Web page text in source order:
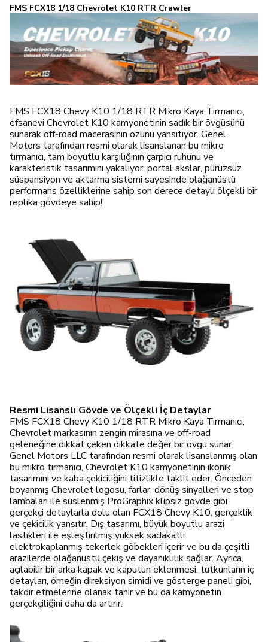
FMS FCX18 1/18 Chevrolet K10 RTR Crawler
FMS FCX18 Chevy K10 1/18 RTR Mikro Kaya Tırmanıcı,
efsanevi Chevrolet K10 kamyonetinin sadık bir övgüsünü
sunarak off-road macerasının özünü yansıtıyor. Genel
Motors tarafından resmi olarak lisanslanan bu mikro
tırmanıcı, tam boyutlu karşılığının çarpıcı ruhunu ve
karakteristik tasarımını yakalıyor; portal akslar, pürüzsüz
süspansiyon ve aktarma sistemi sayesinde olağanüstü
performans özelliklerine sahip son derece detaylı ölçekli bir
replika gövdeye sahip!
Resmi Lisanslı Gövde ve Ölçekli İç Detaylar
FMS FCX18 Chevy K10 1/18 RTR Mikro Kaya Tırmanıcı,
Chevrolet markasının zengin mirasına ve off-road
geleneğine dikkat çeken dikkate değer bir övgü sunar.
Genel Motors LLC tarafından resmi olarak lisanslanmış olan
bu mikro tırmanıcı, Chevrolet K10 kamyonetinin ikonik
tasarımını ve kaba çekiciliğini titizlikle taklit eder. Önceden
boyanmış Chevrolet logosu, farlar, dönüş sinyalleri ve stop
lambaları ile süslenmiş ProGraphix klipsiz gövde gibi
gerçekçi detaylarla dolu olan FCX18 Chevy K10, gerçeklik
ve çekicilik yansıtır. Dış tasarımı, büyük boyutlu arazi
lastikleri ile eşleştirilmiş yüksek sadakatli
elektrokaplanmış tekerlek göbekleri içerir ve bu da çeşitli
arazilerde olağanüstü çekiş ve dayanıklılık sağlar. Ayrıca,
açılabilir bir arka kapak ve kaputun eklenmesi, tutkunların iç
detayları, örneğin direksiyon simidi ve gösterge paneli gibi,
takdir etmelerine olanak tanır ve bu da kamyonetin
gerçekçiliğini daha da artırır.